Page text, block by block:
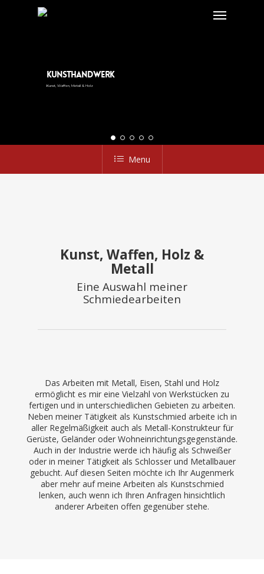
Menu
Kunsthandwerk
Kunst, Waffen, Metall & Holz
Menu
Kunst, Waffen, Holz &
Metall
Eine Auswahl meiner
Schmiedearbeiten
Das Arbeiten mit Metall, Eisen, Stahl und Holz
ermöglicht es mir eine Vielzahl von Werkstücken zu
fertigen und in unterschiedlichen Gebieten zu arbeiten.
Neben meiner Tätigkeit als Kunstschmied arbeite ich in
aller Regelmäßigkeit auch als Metall-Konstrukteur für
Gerüste, Geländer oder Wohneinrichtungsgegenstände.
Auch in der Industrie werde ich häufig als Schweißer
oder in meiner Tätigkeit als Schlosser und Metallbauer
gebucht. Auf diesen Seiten möchte ich Ihr Augenmerk
aber mehr auf meine Arbeiten als Kunstschmied
lenken, auch wenn ich Ihren Anfragen hinsichtlich
anderer Arbeiten offen gegenüber stehe.